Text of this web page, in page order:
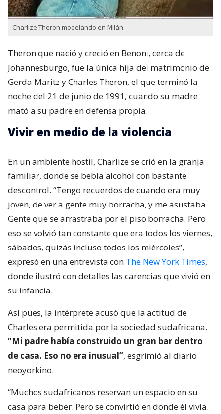
Charlize Theron modelando en Milán
Theron que nació y creció en Benoni,​ cerca de
Johannesburgo, fue la única hija del matrimonio de
Gerda Maritz​ y Charles Theron, el que terminó la
noche del 21 de junio de 1991, cuando su madre
mató a su padre en defensa propia.
Vivir en medio de la violencia
En un ambiente hostil, Charlize se crió en la granja
familiar, donde se bebía alcohol con bastante
descontrol. “Tengo recuerdos de cuando era muy
joven, de ver a gente muy borracha, y me asustaba.
Gente que se arrastraba por el piso borracha. Pero
eso se volvió tan constante que era todos los viernes,
sábados, quizás incluso todos los miércoles”,
expresó en una entrevista con The New York Times,
donde ilustró con detalles las carencias que vivió en
su infancia.
Así pues, la intérprete acusó que la actitud de
Charles era permitida por la sociedad sudafricana.
“Mi padre había construido un gran bar dentro
de casa. Eso no era inusual”, esgrimió al diario
neoyorkino.
“Muchos sudafricanos reservan un espacio en su
casa para beber. Pero se convirtió en donde él vivía.